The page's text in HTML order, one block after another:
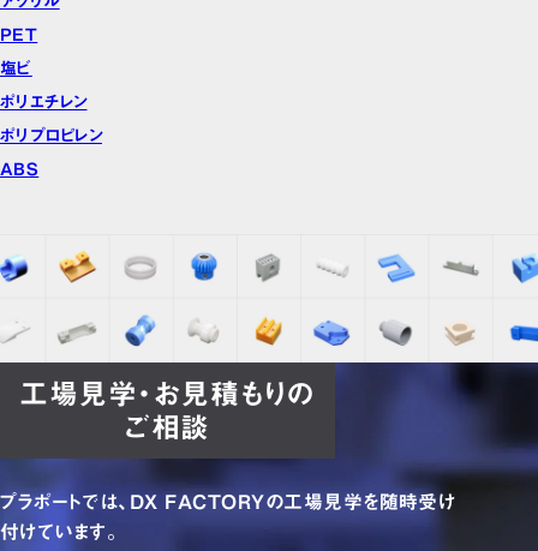
PET
塩ビ
ポリエチレン
ポリプロピレン
ABS
工場見学・お見積もりの
ご相談
プラポートでは、DX FACTORYの工場見学を随時受け
付けています。